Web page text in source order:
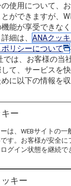
D.C. - ダレ
シントン・ダラス国
紹介します。
おります。
ご案内
使用について、
ができますが、
能が享受できな
細は、 ANAクッ
ポリシーについて
では、お客様の当
して、サービスを
に以下の情報を
ー
は、WEBサイトの一
す。お客様が安全に
グイン状態を継続で
キー